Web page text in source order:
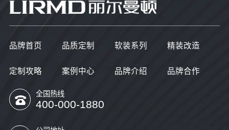
品牌首页 品质定制 软装系列 精装改造
定制攻略 案例中心 品牌介绍 品牌合作
全国热线
400-000-1880